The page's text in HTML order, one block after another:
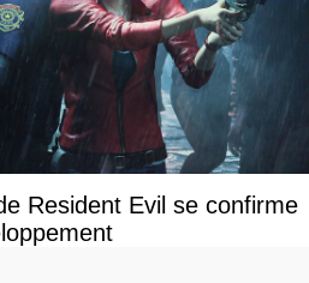
Resident Evil se confirme